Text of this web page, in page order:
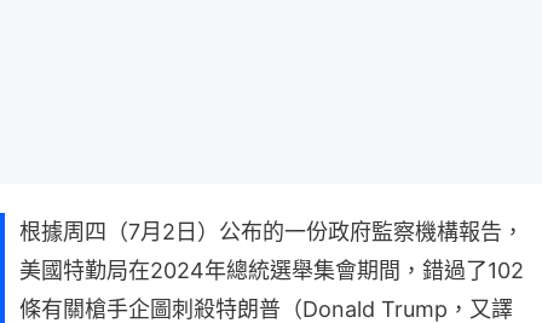
根據周四（7月2日）公布的一份政府監察機構報告，
美國特勤局在2024年總統選舉集會期間，錯過了102
條有關槍手企圖刺殺特朗普（Donald Trump，又譯